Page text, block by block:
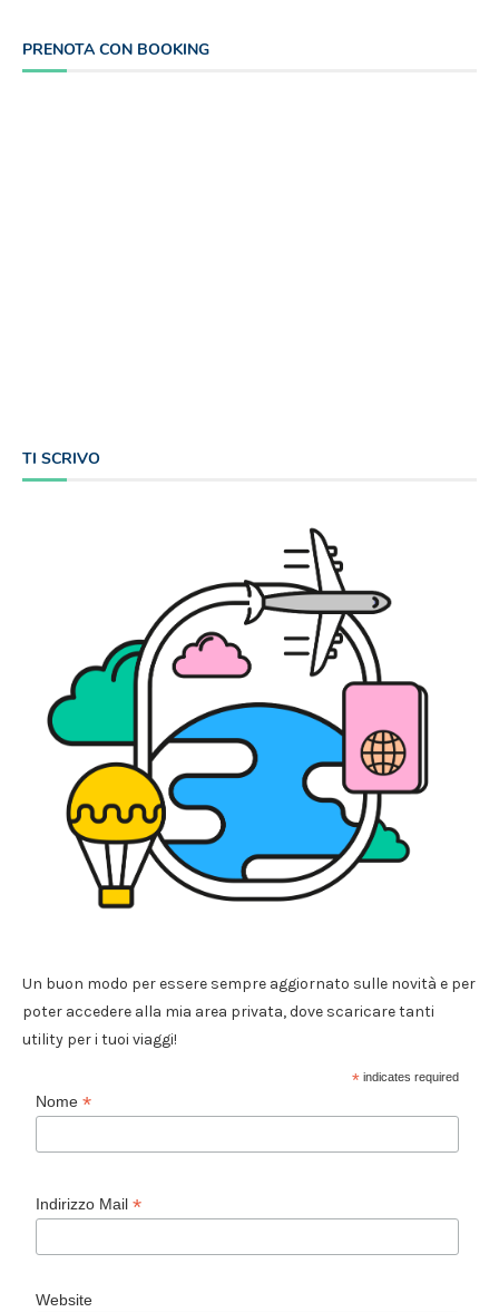
PRENOTA CON BOOKING
TI SCRIVO
Un buon modo per essere sempre aggiornato sulle novità e per
poter accedere alla mia area privata, dove scaricare tanti
utility per i tuoi viaggi!
* indicates required
Nome*
Indirizzo Mail*
Website